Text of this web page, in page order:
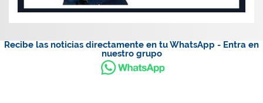
Recibe las noticias directamente en tu WhatsApp - Entra en
nuestro grupo